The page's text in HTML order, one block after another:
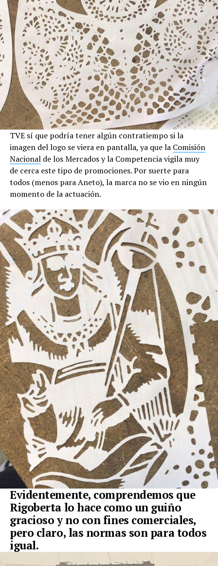
TVE sí que podría tener algún contratiempo si la
imagen del logo se viera en pantalla, ya que la Comisión
Nacional de los Mercados y la Competencia vigila muy
de cerca este tipo de promociones. Por suerte para
todos (menos para Aneto), la marca no se vio en ningún
momento de la actuación.
Evidentemente, comprendemos que
Rigoberta lo hace como un guiño
gracioso y no con fines comerciales,
pero claro, las normas son para todos
igual.